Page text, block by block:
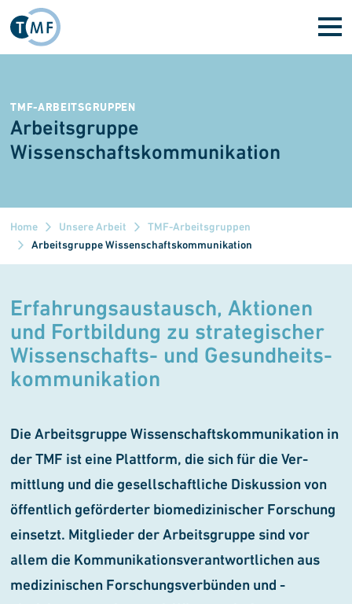
Direkt zum Inhalt
TMF-ARBEITSGRUPPEN
Arbeitsgruppe
Wissenschaftskommunikation
Home Unsere Arbeit
TMF-Arbeitsgruppen
Arbeitsgruppe Wissenschaftskommunikation
Erfahrungsaustausch, Ak­tionen
und Fort­bil­dung zu strategischer
Wissen­schafts- und Gesundheits­
kommu­nikation
Die Arbeitsgruppe Wissenschafts­kommunikation in
der TMF ist eine Plattform, die sich für die Ver­
mittlung und die gesellschaftliche Diskussion von
öffentlich ge­förderter biomedizin­ischer Forschung
einsetzt. Mitglieder der Arbeitsgruppe sind vor
allem die Kommunikationsverantwortlichen aus
medizinischen Forschungsver­bünden und -